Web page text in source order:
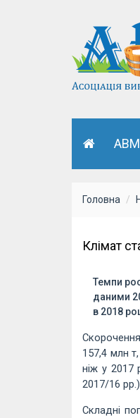
АВМ
Головна
Клімат
Темпи
даними
в 2018
157,4 млн
ніж у 2017
2017/16
Складні